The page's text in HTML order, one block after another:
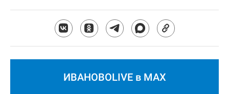
ИВАНОВОLIVE в MAX